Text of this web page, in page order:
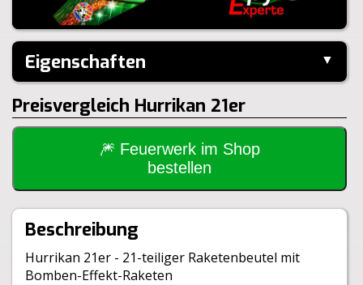
Eigenschaften ▼
Hersteller:
Panda
Inhalt je Pack:
21 Stück
Inhalt je VE:
10 Stück
1030g
255g
1.4G
BAM:
BAM-3094/11VWK
Preisvergleich Hurrikan 21er
🎆 Feuerwerk im Shop
bestellen
Beschreibung
Hurrikan 21er - 21-teiliger Raketenbeutel mit
Bomben-Effekt-Raketen